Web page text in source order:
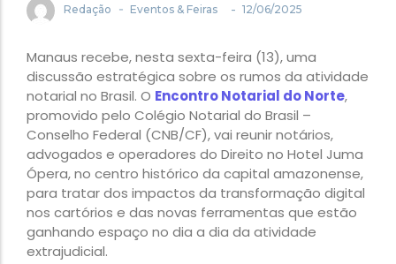
Redação - Eventos & Feiras - 12/06/2025
Manaus recebe, nesta sexta-feira (13), uma
discussão estratégica sobre os rumos da atividade
notarial no Brasil. O Encontro Notarial do Norte,
promovido pelo Colégio Notarial do Brasil –
Conselho Federal (CNB/CF), vai reunir notários,
advogados e operadores do Direito no Hotel Juma
Ópera, no centro histórico da capital amazonense,
para tratar dos impactos da transformação digital
nos cartórios e das novas ferramentas que estão
ganhando espaço no dia a dia da atividade
extrajudicial.